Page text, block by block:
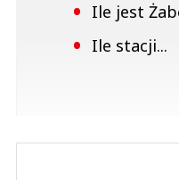
Ile jest
Ile stacji...